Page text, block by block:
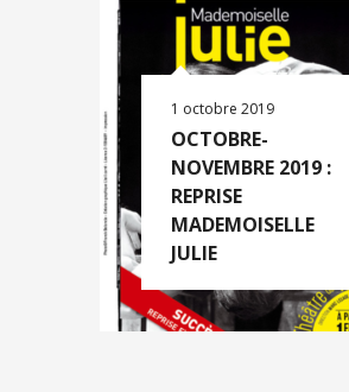
1 octobre 2019
OCTOBRE-
NOVEMBRE 2019 :
REPRISE
MADEMOISELLE
JULIE